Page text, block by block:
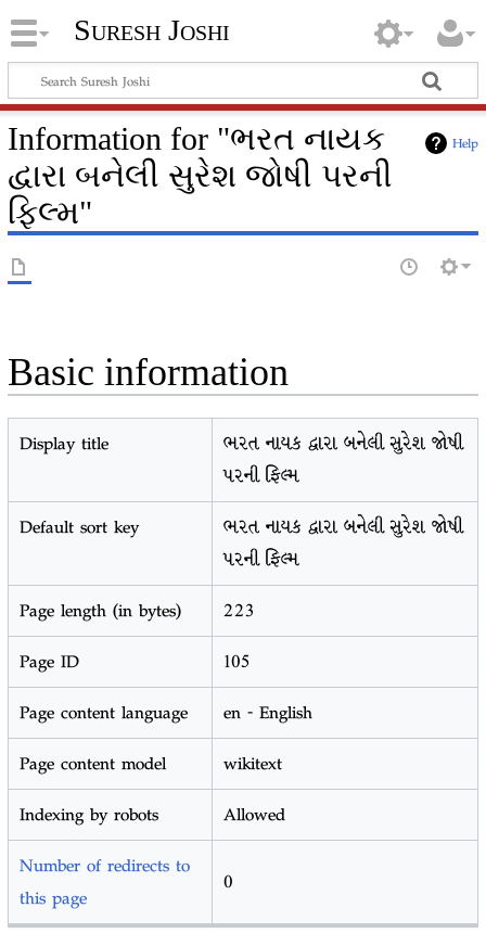
Suresh Joshi
Help
Information for "ભરત નાયક
દ્વારા બનેલી સુરેશ જોષી પરની
ફિલ્મ"
Basic information
Display title
ભરત નાયક દ્વારા બનેલી સુરેશ જોષી
પરની ફિલ્મ
Default sort key
ભરત નાયક દ્વારા બનેલી સુરેશ જોષી
પરની ફિલ્મ
Page length (in bytes)
223
Page ID
105
Page content language
en - English
Page content model
wikitext
Indexing by robots
Allowed
Number of redirects to
this page
0